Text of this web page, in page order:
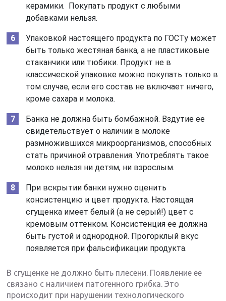
керамики. Покупать продукт с любыми
добавками нельзя.
Упаковкой настоящего продукта по ГОСТу может
быть только жестяная банка, а не пластиковые
стаканчики или тюбики. Продукт не в
классической упаковке можно покупать только в
том случае, если его состав не включает ничего,
кроме сахара и молока.
Банка не должна быть бомбажной. Вздутие ее
свидетельствует о наличии в молоке
размножившихся микроорганизмов, способных
стать причиной отравления. Употреблять такое
молоко нельзя ни детям, ни взрослым.
При вскрытии банки нужно оценить
консистенцию и цвет продукта. Настоящая
сгущенка имеет белый (а не серый!) цвет с
кремовым оттенком. Консистенция ее должна
быть густой и однородной. Прогорклый вкус
появляется при фальсификации продукта.
В сгущенке не должно быть плесени. Появление ее
связано с наличием патогенного грибка. Это
происходит при нарушении технологического